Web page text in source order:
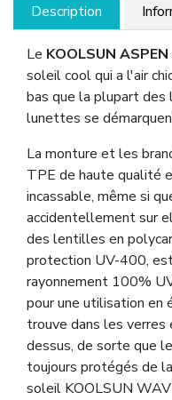
Description
Le KOOLSUN ASPEN
soleil cool qui a l'air
bas que la plupart des
lunettes se
La monture et les
TPE de haute qualité
incassable, même si
accidentellement sur
des lentilles en
protection UV-400,
rayonnement 100%
pour une utilisation en
trouve dans les verres
dessus, de sorte que
toujours protégés de
soleil KOOLSUN